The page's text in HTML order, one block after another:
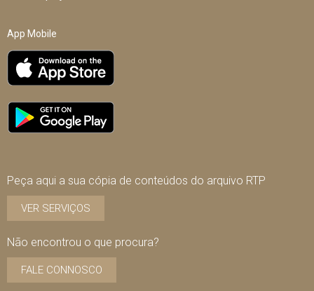
App Mobile
Peça aqui a sua cópia de conteúdos do arquivo RTP
VER SERVIÇOS
Não encontrou o que procura?
FALE CONNOSCO